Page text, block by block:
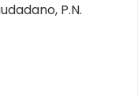
P.N.